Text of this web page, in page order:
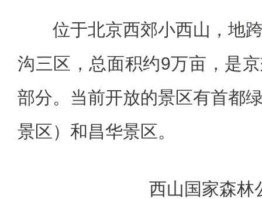
位于北京西郊小西山，地跨
沟三区，总面积约9万亩，是
部分。当前开放的景区有首都
景区）和昌华景区。
西山国家森林